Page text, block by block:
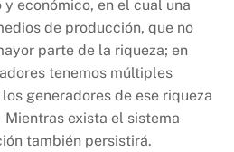
económico, en el cual una
de producción, que no
parte de la riqueza; en
tenemos múltiples
generadores de ese riqueza
exista el sistema
también persistirá.